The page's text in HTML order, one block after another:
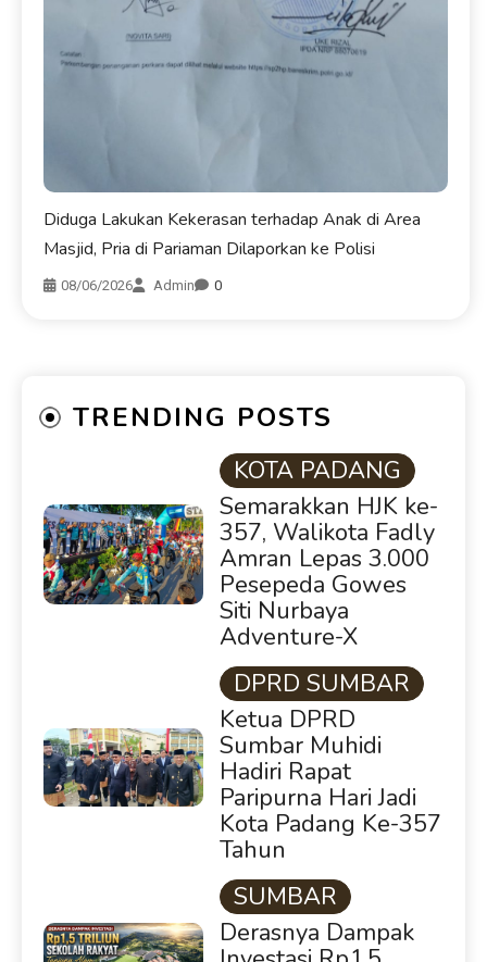
Diduga Lakukan Kekerasan terhadap Anak di Area
Masjid, Pria di Pariaman Dilaporkan ke Polisi
08/06/2026 Admin 0
TRENDING POSTS
KOTA PADANG
Semarakkan HJK ke-
357, Walikota Fadly
Amran Lepas 3.000
Pesepeda Gowes
Siti Nurbaya
Adventure-X
DPRD SUMBAR
Ketua DPRD
Sumbar Muhidi
Hadiri Rapat
Paripurna Hari Jadi
Kota Padang Ke-357
Tahun
SUMBAR
Derasnya Dampak